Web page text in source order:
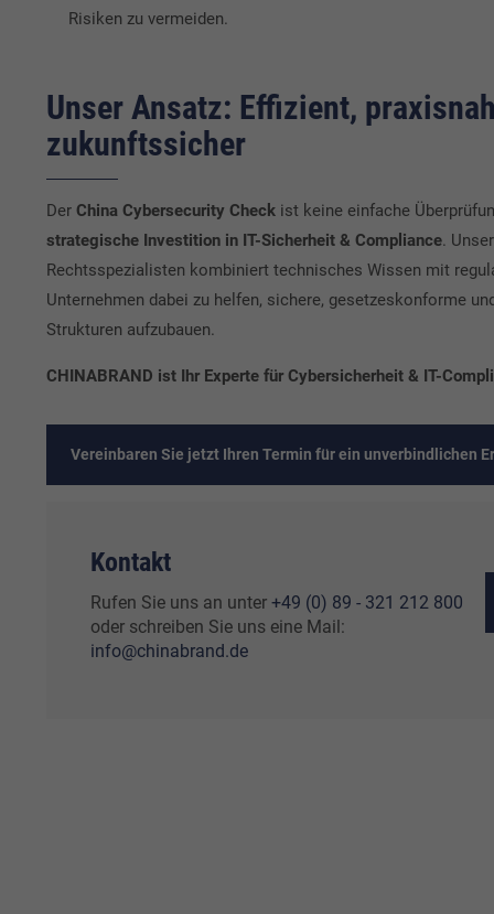
Risiken zu vermeiden.
Unser Ansatz: Effizient,
zukunftssicher
Der China Cybersecurity Checkist keine einfache
strategische Investition in IT-Sicherheit & Compliance.
Rechtsspezialisten kombiniert technisches Wissen mit
Unternehmen dabei zu helfen, sichere, gesetzeskonforme
Strukturen aufzubauen.
CHINABRAND ist Ihr Experte für Cybersicherheit & IT-
Vereinbaren Sie jetzt Ihren Termin für ein unverbindlichen
Kontakt
Rufen Sie uns an unter +49 (0) 89 - 321 212 800
oder schreiben Sie uns eine Mail:
info@chinabrand.de